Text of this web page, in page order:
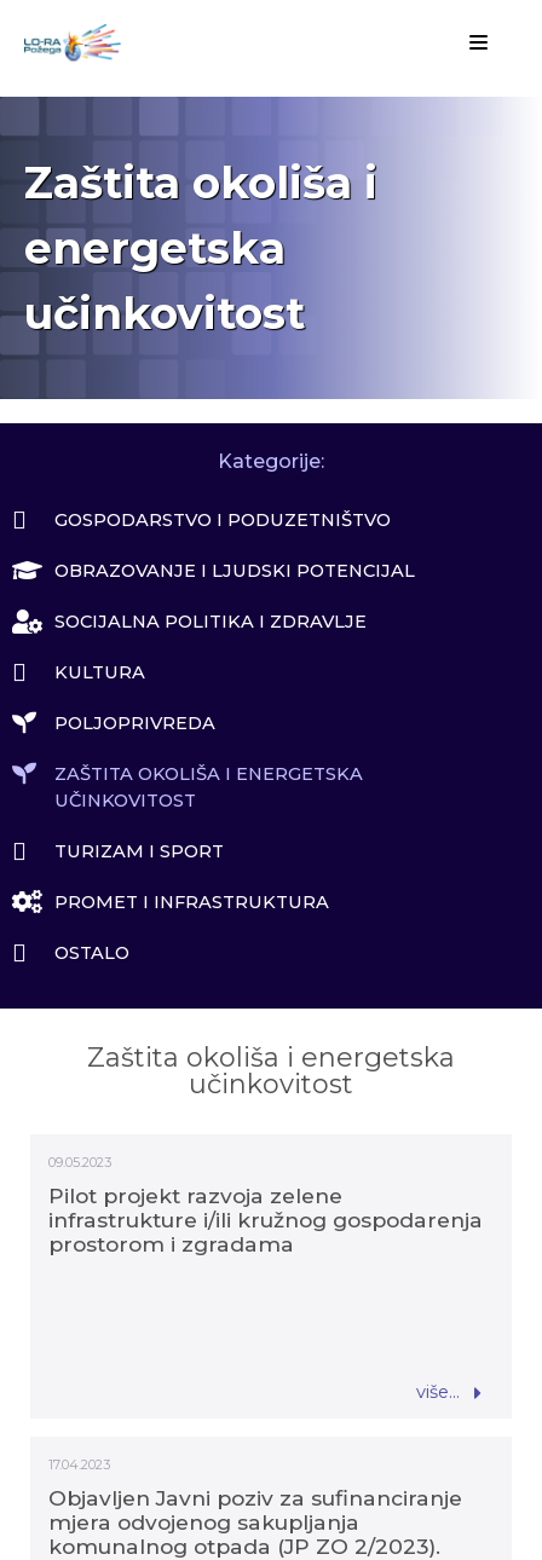
Zaštita okoliša i
energetska
učinkovitost
Kategorije:
GOSPODARSTVO I PODUZETNIŠTVO
OBRAZOVANJE I LJUDSKI POTENCIJAL
SOCIJALNA POLITIKA I ZDRAVLJE
KULTURA
POLJOPRIVREDA
ZAŠTITA OKOLIŠA I ENERGETSKA
UČINKOVITOST
TURIZAM I SPORT
PROMET I INFRASTRUKTURA
OSTALO
Zaštita okoliša i energetska
učinkovitost
09.05.2023
Pilot projekt razvoja zelene
infrastrukture i/ili kružnog gospodarenja
prostorom i zgradama
više...
17.04.2023
Objavljen Javni poziv za sufinanciranje
mjera odvojenog sakupljanja
komunalnog otpada (JP ZO 2/2023).